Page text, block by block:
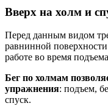
Вверх на холм и
Перед данным видом
равнинной
работе во время
Бег по холмам
упражнения: подъем,
спуск.